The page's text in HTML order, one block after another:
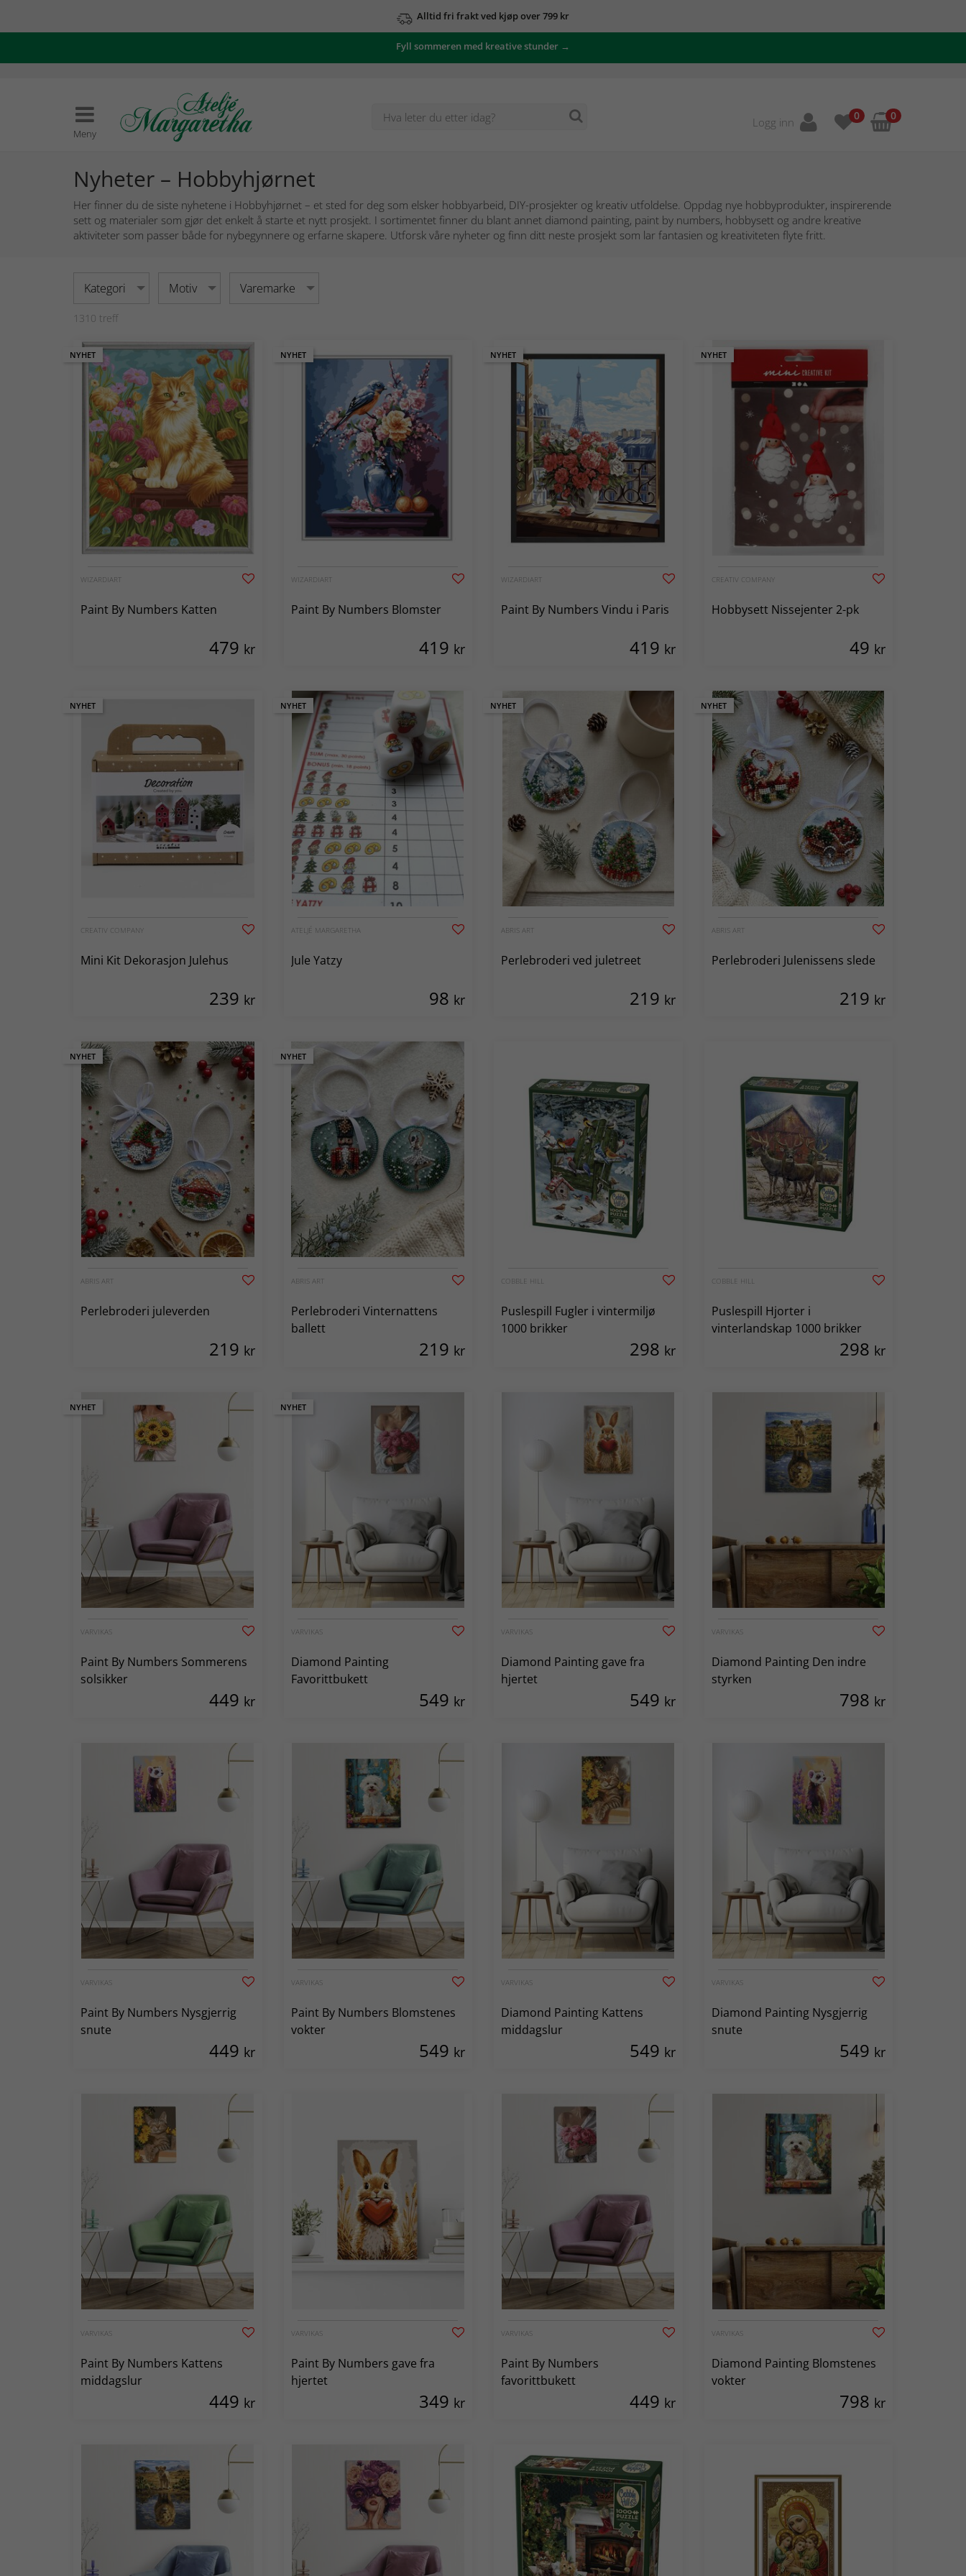
Fyll sommeren med kreative stunder →
Meny
Logg inn 0 0
Nyheter – Hobbyhjørnet
Her finner du de siste nyhetene i Hobbyhjørnet – et sted for deg som elsker hobbyarbeid, DIY-prosjekter og kreativ utfoldelse. Oppdag nye hobbyprodukter, inspirerende
sett og materialer som gjør det enkelt å starte et nytt prosjekt. I sortimentet finner du blant annet diamond painting, paint by numbers, hobbysett og andre kreative
aktiviteter som passer både for nybegynnere og erfarne skapere. Utforsk våre nyheter og finn ditt neste prosjekt som lar fantasien og kreativiteten flyte fritt.
Kategori Motiv Varemarke
1310 treff
NYHET
WIZARDIART
Paint By Numbers Katten
479 kr
NYHET
WIZARDIART
Paint By Numbers Blomster
419 kr
NYHET
WIZARDIART
Paint By Numbers Vindu i Paris
419 kr
NYHET
CREATIV COMPANY
Hobbysett Nissejenter 2-pk
49 kr
NYHET
CREATIV COMPANY
Mini Kit Dekorasjon Julehus
239 kr
NYHET
ATELJÉ MARGARETHA
Jule Yatzy
98 kr
NYHET
ABRIS ART
Perlebroderi ved juletreet
219 kr
NYHET
ABRIS ART
Perlebroderi Julenissens slede
219 kr
NYHET
ABRIS ART
Perlebroderi juleverden
219 kr
NYHET
ABRIS ART
Perlebroderi Vinternattens
ballett
219 kr
COBBLE HILL
Puslespill Fugler i vintermiljø
1000 brikker
298 kr
COBBLE HILL
Puslespill Hjorter i
vinterlandskap 1000 brikker
298 kr
NYHET
VARVIKAS
Paint By Numbers Sommerens
solsikker
449 kr
NYHET
VARVIKAS
Diamond Painting
Favorittbukett
549 kr
VARVIKAS
Diamond Painting gave fra
hjertet
549 kr
VARVIKAS
Diamond Painting Den indre
styrken
798 kr
VARVIKAS
Paint By Numbers Nysgjerrig
snute
449 kr
VARVIKAS
Paint By Numbers Blomstenes
vokter
549 kr
VARVIKAS
Diamond Painting Kattens
middagslur
549 kr
VARVIKAS
Diamond Painting Nysgjerrig
snute
549 kr
VARVIKAS
Paint By Numbers Kattens
middagslur
449 kr
VARVIKAS
Paint By Numbers gave fra
hjertet
349 kr
VARVIKAS
Paint By Numbers
favorittbukett
449 kr
VARVIKAS
Diamond Painting Blomstenes
vokter
798 kr